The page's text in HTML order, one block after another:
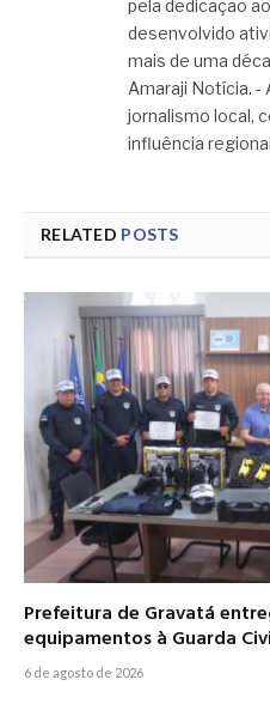
pela dedicação
desenvolvido
mais de uma
Amaraji Notícia. -
jornalismo local,
influência
RELATED POSTS
Prefeitura de Gravatá
equipamentos à Guarda
6 de agosto de 2026